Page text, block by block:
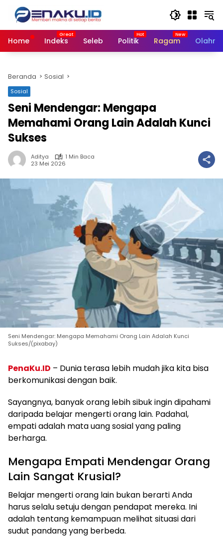
Langsung
konten
Home
Indeks Seleb Politik Ragam
Beranda Sosial
Sosial
Seni Mendengar: Mengapa
Memahami Orang Lain Adalah Kunci
Sukses
Aditya
1 Min Baca
23 Mei 2026
Seni Mendengar: Mengapa Memahami Orang Lain Adalah Kunci
Sukses/(pixabay)
PenaKu.ID – Dunia terasa lebih mudah jika kita bisa
berkomunikasi dengan baik.
Sayangnya, banyak orang lebih sibuk ingin dipahami
daripada belajar mengerti orang lain. Padahal,
empati adalah mata uang sosial yang paling
berharga.
Mengapa Empati Mendengar Orang
Lain Sangat Krusial?
Belajar mengerti orang lain bukan berarti Anda
harus selalu setuju dengan pendapat mereka. Ini
adalah tentang kemampuan melihat situasi dari
sudut pandang yang berbeda.